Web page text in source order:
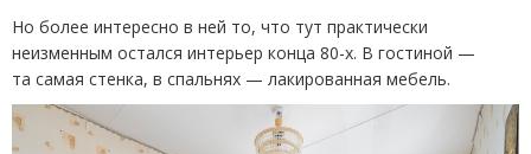
Но более интересно в ней то, что тут практически
неизменным остался интерьер конца 80-х. В гостиной —
та самая стенка, в спальнях — лакированная мебель.